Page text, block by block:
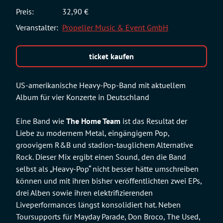
US-amerikanische Heavy-Pop-Band mit aktuellem
Album für vier Konzerte in Deutschland
Eine Band wie The Home Team ist das Resultat der
Liebe zu modernem Metal, eingängigem Pop,
groovigem R&B und stadion-tauglichem Alternative
Rock. Dieser Mix ergibt einen Sound, den die Band
selbst als „Heavy-Pop“ nicht besser hätte umschreiben
können und mit ihren bisher veröffentlichten zwei EPs,
drei Alben sowie ihren elektrifizierenden
Liveperformances längst konsolidiert hat. Neben
Toursupports für Mayday Parade, Don Broco, The Used,
Preis:
32,90 €
Veranstalter: Propeller Music & Event GmbH
ticket kaufen